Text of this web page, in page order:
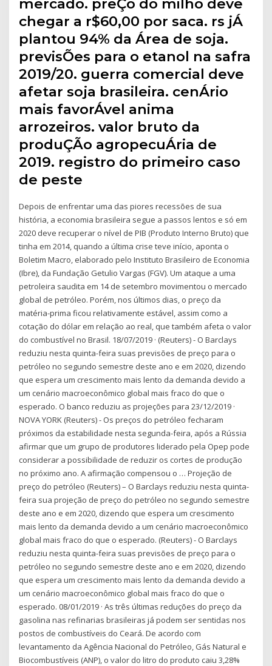
mercado. preÇo do milho deve
chegar a r$60,00 por saca. rs jÁ
plantou 94% da Área de soja.
previsÕes para o etanol na safra
2019/20. guerra comercial deve
afetar soja brasileira. cenÁrio
mais favorÁvel anima
arrozeiros. valor bruto da
produÇÃo agropecuÁria de
2019. registro do primeiro caso
de peste
Depois de enfrentar uma das piores recessões de sua
história, a economia brasileira segue a passos lentos e só em
2020 deve recuperar o nível de PIB (Produto Interno Bruto) que
tinha em 2014, quando a última crise teve início, aponta o
Boletim Macro, elaborado pelo Instituto Brasileiro de Economia
(Ibre), da Fundação Getulio Vargas (FGV). Um ataque a uma
petroleira saudita em 14 de setembro movimentou o mercado
global de petróleo. Porém, nos últimos dias, o preço da
matéria-prima ficou relativamente estável, assim como a
cotação do dólar em relação ao real, que também afeta o valor
do combustível no Brasil. 18/07/2019 · (Reuters) - O Barclays
reduziu nesta quinta-feira suas previsões de preço para o
petróleo no segundo semestre deste ano e em 2020, dizendo
que espera um crescimento mais lento da demanda devido a
um cenário macroeconômico global mais fraco do que o
esperado. O banco reduziu as projeções para 23/12/2019 ·
NOVA YORK (Reuters) - Os preços do petróleo fecharam
próximos da estabilidade nesta segunda-feira, após a Rússia
afirmar que um grupo de produtores liderado pela Opep pode
considerar a possibilidade de reduzir os cortes de produção
no próximo ano. A afirmação compensou o … Projeção de
preço do petróleo (Reuters) – O Barclays reduziu nesta quinta-
feira sua projeção de preço do petróleo no segundo semestre
deste ano e em 2020, dizendo que espera um crescimento
mais lento da demanda devido a um cenário macroeconômico
global mais fraco do que o esperado. (Reuters) - O Barclays
reduziu nesta quinta-feira suas previsões de preço para o
petróleo no segundo semestre deste ano e em 2020, dizendo
que espera um crescimento mais lento da demanda devido a
um cenário macroeconômico global mais fraco do que o
esperado. 08/01/2019 · As três últimas reduções do preço da
gasolina nas refinarias brasileiras já podem ser sentidas nos
postos de combustíveis do Ceará. De acordo com
levantamento da Agência Nacional do Petróleo, Gás Natural e
Biocombustíveis (ANP), o valor do litro do produto caiu 3,28%